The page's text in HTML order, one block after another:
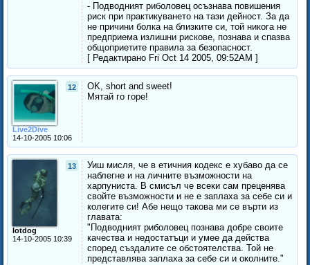
- Подводният риболовец осъзнава повишения
риск при практикуването на тази дейност. За да
не причини болка на близките си, той никога не
предприема излишни рискове, познава и спазва
общоприетите правила за безопасност.
[ Редактирано Fri Oct 14 2005, 09:52AM ]
12
Live2Dive
14-10-2005 10:06
OK, short and sweet!
Мятай го горе!
13
lotdog
14-10-2005 10:39
Уиш мисля, че в етичния кодекс е хубаво да се
наблегне и на личните възможности на
харпуниста. В смисъл че всеки сам преценява
свойте възможности и не е заплаха за себе си и
колегите си! Абе нещо такова ми се върти из
главата:
"Подводният риболовец познава добре своите
качества и недостатъци и умее да действа
според създалите се обстоятелства. Той не
представлява заплаха за себе си и околните."